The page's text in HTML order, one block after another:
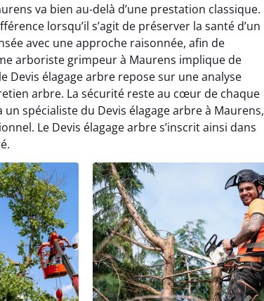
va bien au-delà d’une prestation classique.
lorsqu’il s’agit de préserver la santé d’un
avec une approche raisonnée, afin de
arboriste grimpeur à Maurens implique de
Devis élagage arbre repose sur une analyse
arbre. La sécurité reste au cœur de chaque
spécialiste du Devis élagage arbre à Maurens,
Le Devis élagage arbre s’inscrit ainsi dans